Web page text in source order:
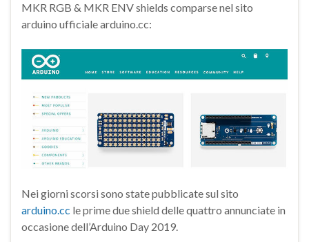
MKR RGB & MKR ENV shields comparse nel sito
arduino ufficiale arduino.cc:
Nei giorni scorsi sono state pubblicate sul sito
arduino.cc le prime due shield delle quattro annunciate in
occasione dell’Arduino Day 2019.